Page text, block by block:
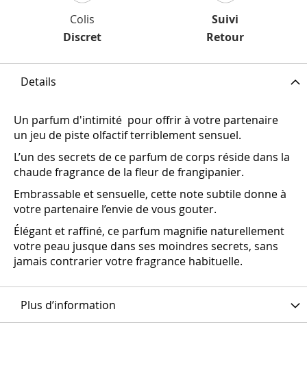
Colis
Discret
Suivi
Retour
Details
Un parfum d'intimité pour offrir à votre partenaire
un jeu de piste olfactif terriblement sensuel.
L’un des secrets de ce parfum de corps réside dans la
chaude fragrance de la fleur de frangipanier.
Embrassable et sensuelle, cette note subtile donne à
votre partenaire l’envie de vous gouter.
Élégant et raffiné, ce parfum magnifie naturellement
votre peau jusque dans ses moindres secrets, sans
jamais contrarier votre fragrance habituelle.
Plus d’information